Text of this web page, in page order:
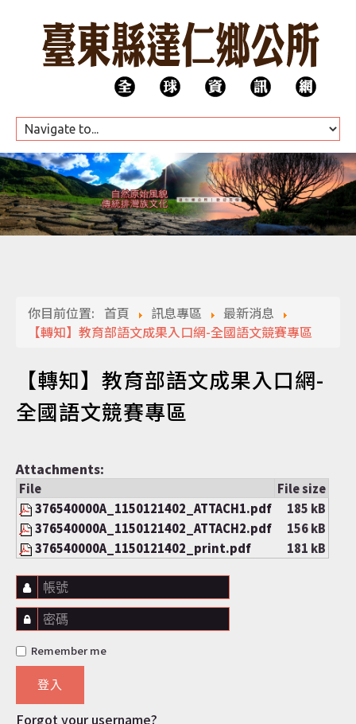
HOME
公所團隊
代表會
認識達仁
訊息專區
便民服務
資訊公開
民意交流
你目前位置: 首頁 訊息專區
最新消息
【轉知】教育部語文成果入口網-全國語文競賽專區
【轉知】教育部語文成果入口網-
全國語文競賽專區
Attachments:
File
File size
376540000A_1150121402_ATTACH1.pdf
185 kB
376540000A_1150121402_ATTACH2.pdf
156 kB
376540000A_1150121402_print.pdf
181 kB
帳號
密碼
Remember me
登入
Forgot your username?